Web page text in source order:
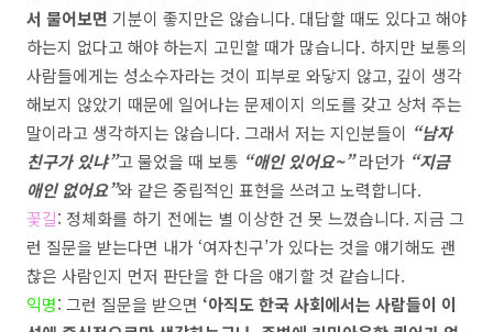
서 물어보면 기분이 좋지만은 않습니다. 대답할 때도 있다고 해야
하는지 없다고 해야 하는지 고민할 때가 많습니다. 하지만 보통의
사람들에게는 성소수자라는 것이 피부로 와닿지 않고, 깊이 생각
해보지 않았기 때문에 일어나는 문제이지 의도를 갖고 상처 주는
말이라고 생각하지는 않습니다. 그래서 저는 지인분들이 “남자
친구가 있냐”고 물었을 때 보통 “애인 있어요~” 라던가 “지금
애인 없어요”와 같은 중립적인 표현을 쓰려고 노력합니다.
꽃길: 정체화를 하기 전에는 별 이상한 건 못 느꼈습니다. 지금 그
런 질문을 받는다면 내가 ‘여자친구’가 있다는 것을 얘기해도 괜
찮은 사람인지 먼저 판단을 한 다음 얘기할 것 같습니다.
익명: 그런 질문을 받으면 ‘아직도 한국 사회에서는 사람들이 이